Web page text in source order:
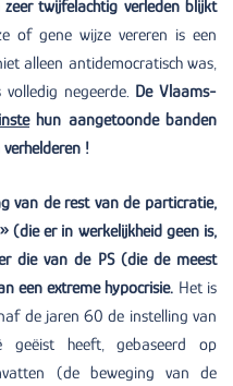
twijfelachtig verleden blijkt
of gene wijze vereren is een
alleen antidemocratisch was,
negeerde. De Vlaams-
hun aangetoonde banden
!
van de rest van de particratie,
(die er in werkelijkheid geen is,
die van de PS (die de meest
een extreme hypocrisie. Het is
de jaren 60 de instelling van
geëist heeft, gebaseerd op
(de beweging van de